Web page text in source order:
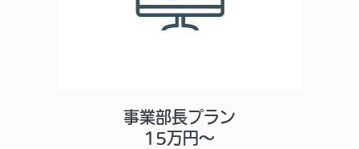
事業部長プラン
15万円～